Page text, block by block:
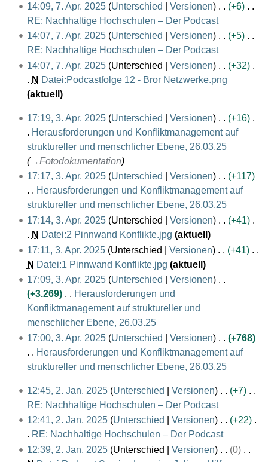
e
n
f
a
s
u
g
m
m
e
n
f
a
s
u
n
g
s
a
m
m
e
n
f
s
s
u
n
g
z
u
s
a
m
m
e
s
u
n
g
g
s
z
u
s
a
m
a
n
g
u
n
g
s
z
u
s
a
m
m
e
n
u
n
g
b
e
i
t
u
g
z
u
s
a
m
m
e
n
f
a
s
s
u
n
g
a
r
b
e
i
t
u
g
s
z
u
s
a
m
m
e
n
f
a
s
s
u
n
g
e
B
e
a
r
b
e
t
u
n
g
s
z
u
s
a
m
m
e
n
f
a
s
s
u
g
e
i
n
e
B
e
a
t
u
n
g
s
z
u
s
a
m
m
e
n
f
a
n
g
14:09, 7. Apr. 2025 Unterschied Versionen
+6
RE: Nachhaltige Hochschulen – Der Podcast
K
e
i
e
e
a
r
b
e
i
t
u
n
g
s
z
u
s
a
m
e
f
a
s
s
u
14:07, 7. Apr. 2025 Unterschied Versionen
+5
RE: Nachhaltige Hochschulen – Der Podcast
K
i
e
B
e
a
r
b
e
i
t
u
n
g
s
z
u
s
m
e
n
f
a
s
14:07, 7. Apr. 2025 Unterschied Versionen
+32
N Datei:Podcastfolge 12 - Bror Netzwerke.png
K
i
n
e
B
e
a
r
b
e
i
t
u
n
g
s
z
s
m
m
e
n
f
aktuell
17:19, 3. Apr. 2025 Unterschied Versionen
+16
Herausforderungen und Konfliktmanagement auf
struktureller und menschlicher Ebene, 26.03.25
→Fotodokumentation
17:17, 3. Apr. 2025 Unterschied Versionen
+117
Herausforderungen und Konfliktmanagement auf
struktureller und menschlicher Ebene, 26.03.25
K
i
n
e
B
e
a
r
t
u
n
s
17:14, 3. Apr. 2025 Unterschied Versionen
+41
N Datei:2 Pinnwand Konflikte.jpg
K
e
i
n
e
B
e
r
e
i
t
u
n
aktuell
17:11, 3. Apr. 2025 Unterschied Versionen
+41
N Datei:1 Pinnwand Konflikte.jpg
K
e
i
n
e
e
r
b
e
i
t
aktuell
17:09, 3. Apr. 2025 Unterschied
Versionen
+3.269
Herausforderungen und
Konfliktmanagement auf struktureller und
menschlicher Ebene, 26.03.25
K
i
e
B
e
a
r
17:00, 3. Apr. 2025 Unterschied Versionen
+768
Herausforderungen und Konfliktmanagement auf
struktureller und menschlicher Ebene, 26.03.25
e
i
n
e
B
12:45, 2. Jan. 2025 Unterschied Versionen
+7
RE: Nachhaltige Hochschulen – Der Podcast
K
i
12:41, 2. Jan. 2025 Unterschied Versionen
+22
RE: Nachhaltige Hochschulen – Der Podcast
K
12:39, 2. Jan. 2025 Unterschied Versionen
0